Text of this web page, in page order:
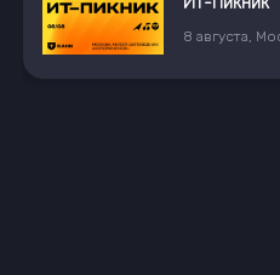
16—17